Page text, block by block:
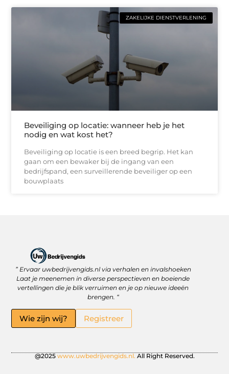
ZAKELIJKE DIENSTVERLENING
Beveiliging op locatie: wanneer heb je het
nodig en wat kost het?
Beveiliging op locatie is een breed begrip. Het kan
gaan om een bewaker bij de ingang van een
bedrijfspand, een surveillerende beveiliger op een
bouwplaats
” Ervaar uwbedrijvengids.nl via verhalen en invalshoeken
Laat je meenemen in diverse perspectieven en boeiende
vertellingen die je blik verruimen en je op nieuwe ideeën
brengen. “
Wie zijn wij? Registreer
@2025 www.uwbedrijvengids.nl. All Right Reserved.